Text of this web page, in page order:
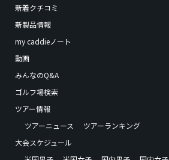
新着クチコミ
新製品情報
my caddieノート
動画
みんなのQ&A
ゴルフ場検索
ツアー情報
ツアーニュース
ツアーランキング
大会スケジュール